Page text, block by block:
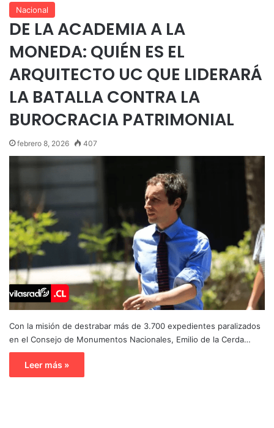
Nacional
DE LA ACADEMIA A LA
MONEDA: QUIÉN ES EL
ARQUITECTO UC QUE LIDERARÁ
LA BATALLA CONTRA LA
BUROCRACIA PATRIMONIAL
febrero 8, 2026 407
Con la misión de destrabar más de 3.700 expedientes paralizados
en el Consejo de Monumentos Nacionales, Emilio de la Cerda…
Leer más »